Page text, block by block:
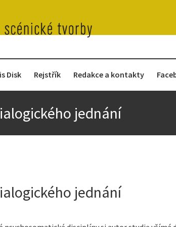
Disk Rejstřík Redakce a kontakty
jednání
jednání